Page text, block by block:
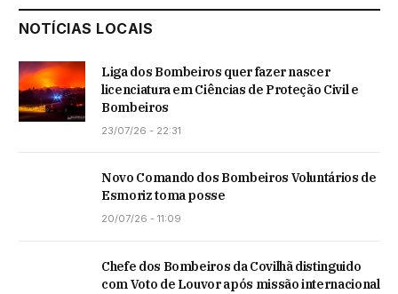
NOTÍCIAS LOCAIS
Liga dos Bombeiros quer fazer nascer
licenciatura em Ciências de Proteção Civil e
Bombeiros
23/07/26 - 22:31
Novo Comando dos Bombeiros Voluntários de
Esmoriz toma posse
20/07/26 - 11:09
Chefe dos Bombeiros da Covilhã distinguido
com Voto de Louvor após missão internacional